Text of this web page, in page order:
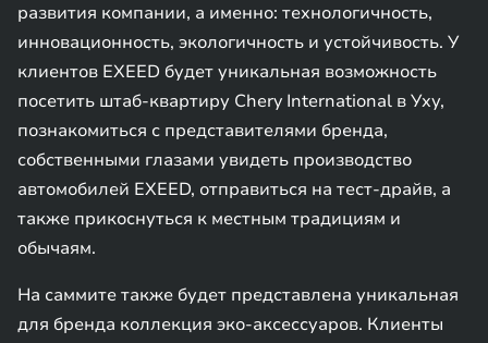
развития компании, а именно: технологичность,
инновационность, экологичность и устойчивость. У
клиентов EXEED будет уникальная возможность
посетить штаб-квартиру Chery International в Уху,
познакомиться с представителями бренда,
собственными глазами увидеть производство
автомобилей EXEED, отправиться на тест-драйв, а
также прикоснуться к местным традициям и
обычаям.
На саммите также будет представлена уникальная
для бренда коллекция эко-аксессуаров. Клиенты